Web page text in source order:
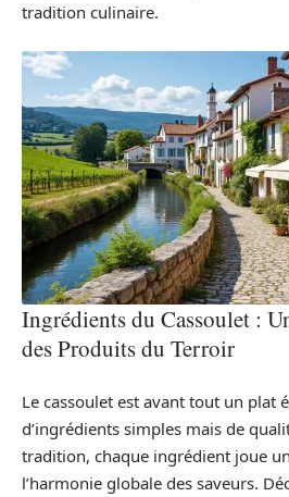
tradition culinaire.
Ingrédients du Cassoulet :
des Produits du Terroir
Le cassoulet est avant tout un plat
d’ingrédients simples mais de
tradition, chaque ingrédient joue
l’harmonie globale des saveurs.